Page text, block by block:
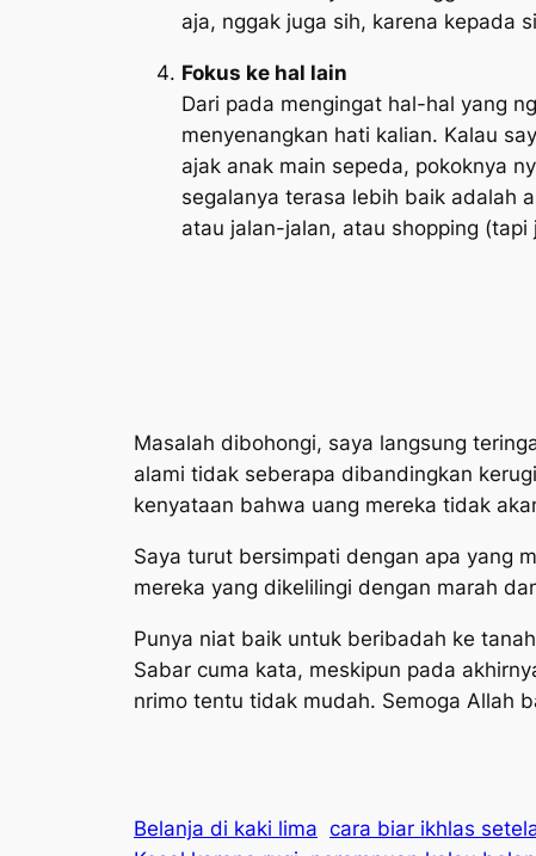
aja, nggak juga sih, karena kepada
Fokus ke hal lain
Dari pada mengingat hal-hal yang
menyenangkan hati kalian. Kalau
ajak anak main sepeda, pokoknya
segalanya terasa lebih baik adalah
atau jalan-jalan, atau shopping (tapi
Masalah dibohongi, saya langsung
alami tidak seberapa dibandingkan
kenyataan bahwa uang mereka tidak
Saya turut bersimpati dengan apa yang
mereka yang dikelilingi dengan marah
Punya niat baik untuk beribadah ke
Sabar cuma kata, meskipun pada
nrimo tentu tidak mudah. Semoga Allah
Belanja di kaki lima cara biar ikhlas